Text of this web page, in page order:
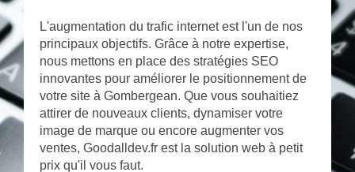
L'augmentation du trafic internet est l'un de nos
principaux objectifs. Grâce à notre expertise,
nous mettons en place des stratégies SEO
innovantes pour améliorer le positionnement de
votre site à Gombergean. Que vous souhaitiez
attirer de nouveaux clients, dynamiser votre
image de marque ou encore augmenter vos
ventes, Goodalldev.fr est la solution web à petit
prix qu'il vous faut.